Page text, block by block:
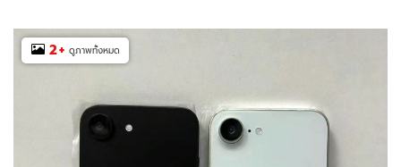
2+ ดูภาพทั้งหมด